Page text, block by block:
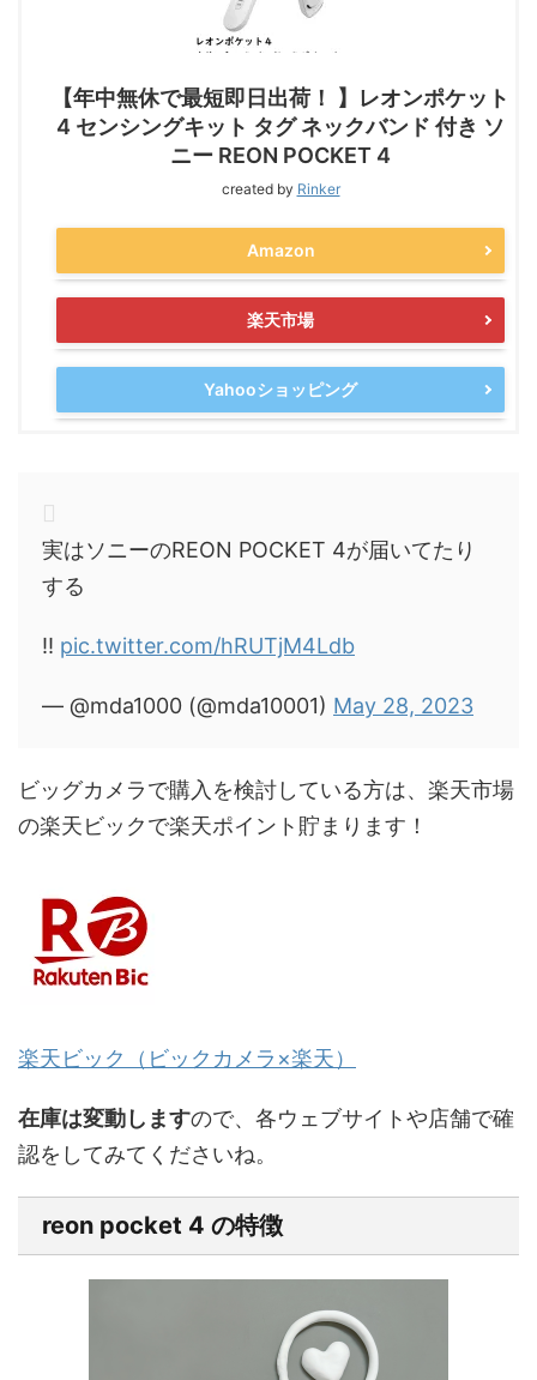
【年中無休で最短即日出荷！ 】レオンポケット
4 センシングキット タグ ネックバンド 付き ソ
ニー REON POCKET 4
created by Rinker
Amazon
楽天市場
Yahooショッピング
実はソニーのREON POCKET 4が届いてたり
する
‼️ pic.twitter.com/hRUTjM4Ldb
— @mda1000 (@mda10001) May 28, 2023
ビッグカメラで購入を検討している方は、楽天市場
の楽天ビックで楽天ポイント貯まります！
楽天ビック（ビックカメラ×楽天）
在庫は変動しますので、各ウェブサイトや店舗で確
認をしてみてくださいね。
reon pocket 4 の特徴